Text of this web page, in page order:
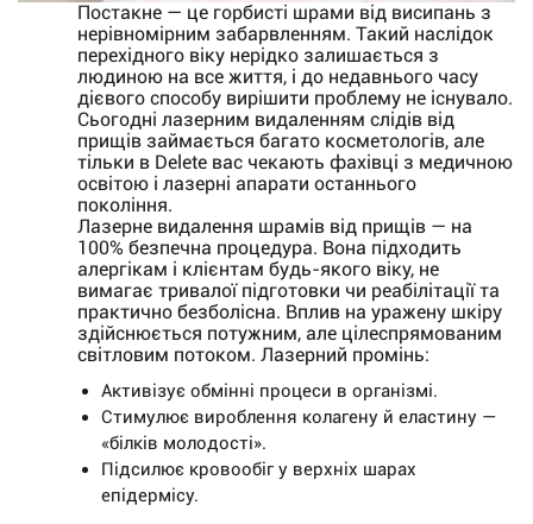
Постакне — це горбисті шрами від висипань з
нерівномірним забарвленням. Такий наслідок
перехідного віку нерідко залишається з
людиною на все життя, і до недавнього часу
дієвого способу вирішити проблему не існувало.
Сьогодні лазерним видаленням слідів від
прищів займається багато косметологів, але
тільки в Delete вас чекають фахівці з медичною
освітою і лазерні апарати останнього
покоління.
Лазерне видалення шрамів від прищів — на
100% безпечна процедура. Вона підходить
алергікам і клієнтам будь-якого віку, не
вимагає тривалої підготовки чи реабілітації та
практично безболісна. Вплив на уражену шкіру
здійснюється потужним, але цілеспрямованим
світловим потоком. Лазерний промінь:
Активізує обмінні процеси в організмі.
Стимулює вироблення колагену й еластину —
«білків молодості».
Підсилює кровообіг у верхніх шарах
епідермісу.